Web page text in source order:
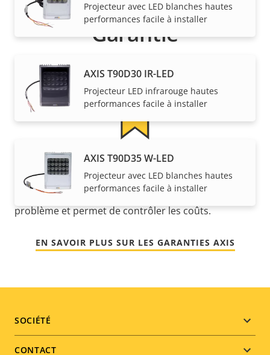
Projecteur avec LED blanches hautes
performances facile à installer
AXIS T90D30 IR-LED
Projecteur LED infrarouge hautes
performances facile à installer
AXIS T90D35 W-LED
Projecteur avec LED blanches hautes
performances facile à installer
Garantie
Pour la tranquillité d'esprit
Notre garantie de 3 ans offre la propriété sans
problème et permet de contrôler les coûts.
EN SAVOIR PLUS SUR LES GARANTIES AXIS
Footer
SOCIÉTÉ
CONTACT